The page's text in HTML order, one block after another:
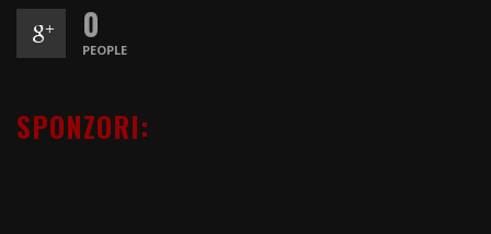
0
PEOPLE
SPONZORI: